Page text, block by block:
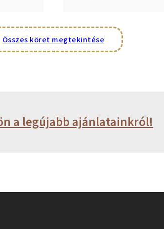
Összes köret megtekintése
a legújabb ajánlatainkról!